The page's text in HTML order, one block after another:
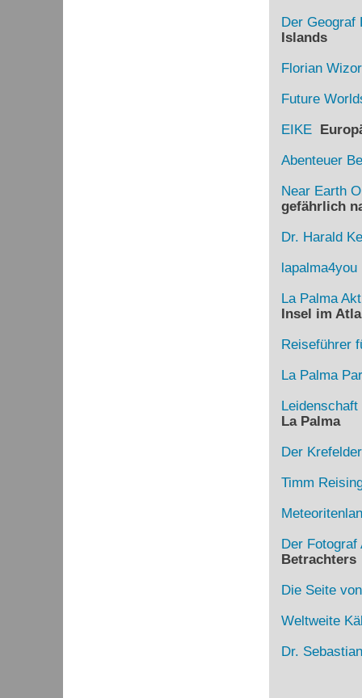
Der Geograf
Islands
Florian
Future
EIKE
Abenteuer
Near Earth
gefährlich
Dr. Harald
lapalma4you
La Palma
Insel im
Reiseführer
La Palma
La Palma
Der
Timm
Der Fotograf
Betrachters
Die Seite
Weltweite
Dr.